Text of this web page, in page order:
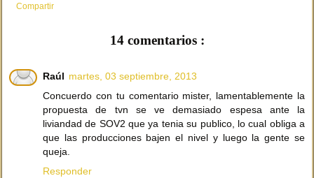
Compartir
14 comentarios :
Raúl martes, 03 septiembre, 2013
Concuerdo con tu comentario mister, lamentablemente la
propuesta de tvn se ve demasiado espesa ante la
liviandad de SOV2 que ya tenia su publico, lo cual obliga a
que las producciones bajen el nivel y luego la gente se
queja.
Responder